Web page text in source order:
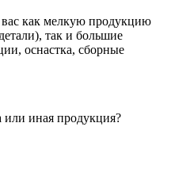
как мелкую продукцию
так и большие
оснастка, сборные
или иная продукция?